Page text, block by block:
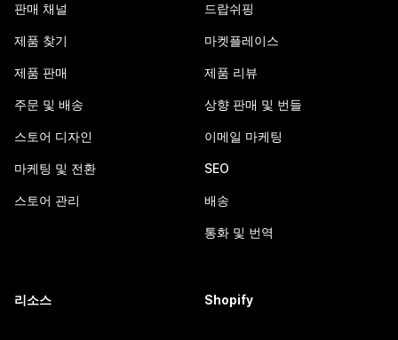
판매 채널
제품 찾기
제품 판매
주문 및 배송
스토어 디자인
마케팅 및 전환
스토어 관리
드랍쉬핑
마켓플레이스
제품 리뷰
상향 판매 및 번들
이메일 마케팅
SEO
배송
통화 및 번역
리소스 Shopify